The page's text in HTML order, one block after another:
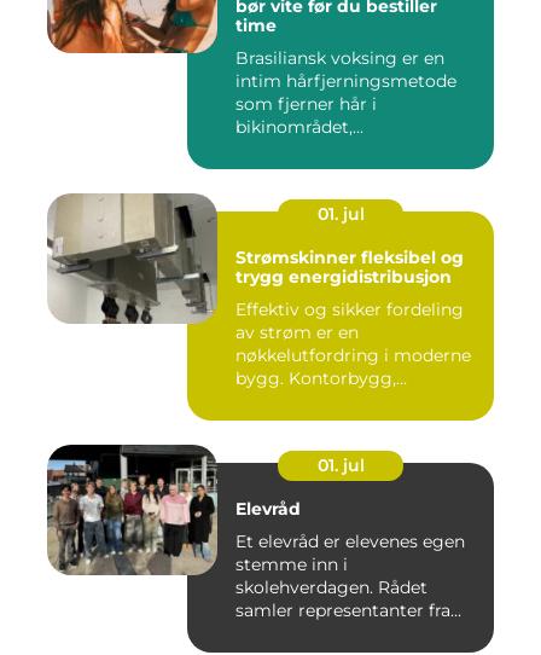
bør vite før du bestiller
time
Brasiliansk voksing er en
intim hårfjerningsmetode
som fjerner hår i
bikinområdet,...
01. jul
Strømskinner fleksibel og
trygg energidistribusjon
Effektiv og sikker fordeling
av strøm er en
nøkkelutfordring i moderne
bygg. Kontorbygg,
01. jul
Elevråd
Et elevråd er elevenes egen
stemme inn i
skolehverdagen. Rådet
samler representanter fra